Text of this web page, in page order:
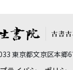
東京都文京区本郷